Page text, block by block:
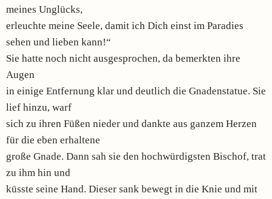
meines Unglücks,
erleuchte meine Seele, damit ich Dich einst im Paradies
sehen und lieben kann!“
Sie hatte noch nicht ausgesprochen, da bemerkten ihre
Augen
in einige Entfernung klar und deutlich die Gnadenstatue. Sie
lief hinzu, warf
sich zu ihren Füßen nieder und dankte aus ganzem Herzen
für die eben erhaltene
große Gnade. Dann sah sie den hochwürdigsten Bischof, trat
zu ihm hin und
küsste seine Hand. Dieser sank bewegt in die Knie und mit